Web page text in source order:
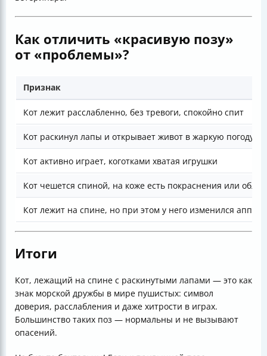
Как отличить «красивую позу»
от «проблемы»?
Признак
Кот лежит расслабленно, без тревоги, спокойно спит
Кот раскинул лапы и открывает живот в жаркую погоду
Кот активно играет, коготками хватая игрушки
Кот чешется спиной, на коже есть покраснения или
Кот лежит на спине, но при этом у него изменился
Итоги
Кот, лежащий на спине с раскинутыми лапами — это как
знак морской дружбы в мире пушистых: символ
доверия, расслабления и даже хитрости в играх.
Большинство таких поз — нормальны и не вызывают
опасений.